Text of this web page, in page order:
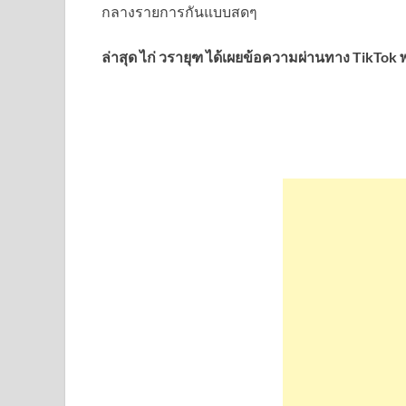
กลางรายการกันแบบสดๆ
ล่าสุด ไก่ วรายุฑ ได้เผยข้อความผ่านทาง